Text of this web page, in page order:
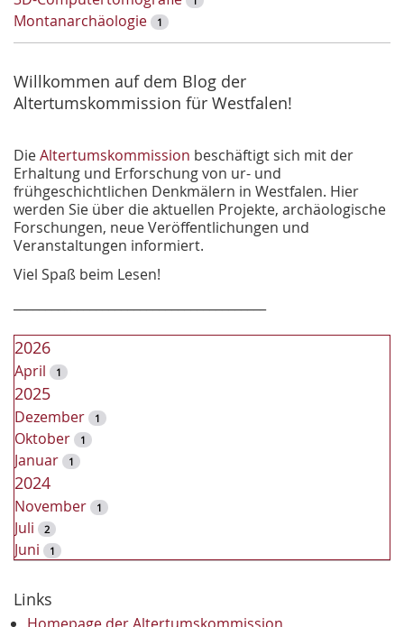
u
c
e
Montanarchäologie 1
Willkommen auf dem Blog der
Altertumskommission für Westfalen!
DieAltertumskommission beschäftigt sich mit der
Erhaltung und Erforschung von ur- und
frühgeschichtlichen Denkmälern in Westfalen. Hier
werden Sie über die aktuellen Projekte, archäologische
Forschungen, neue Veröffentlichungen und
Veranstaltungen informiert.
Viel Spaß beim Lesen!
2026
April 1
2025
Dezember 1
Oktober 1
Januar 1
2024
November 1
Juli 2
Juni 1
Dezember
November 2
Links